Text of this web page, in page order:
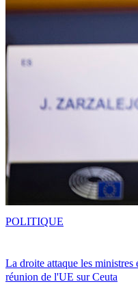
La droite attaque les ministres
réunion de l'UE sur Ceuta
POLITIQUE